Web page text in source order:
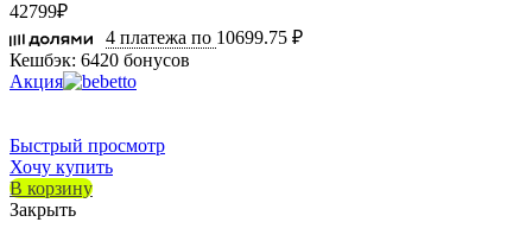
42799₽
4 платежа по 10699.75 ₽
Кешбэк: 6420 бонусов
Акция
Быстрый просмотр
Хочу купить
В корзину
Закрыть